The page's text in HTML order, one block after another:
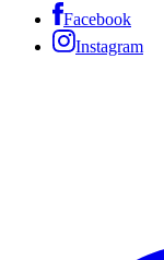
Facebook
Instagram